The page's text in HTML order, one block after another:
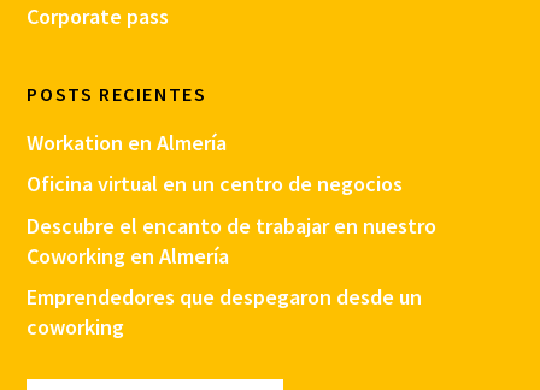
Corporate pass
POSTS RECIENTES
Workation en Almería
Oficina virtual en un centro de negocios
Descubre el encanto de trabajar en nuestro
Coworking en Almería
Emprendedores que despegaron desde un
coworking